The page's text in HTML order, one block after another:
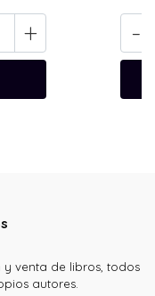
+ -
venta de libros, todos
autores.